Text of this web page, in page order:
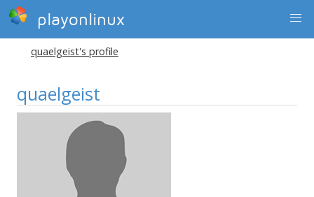
playonlinux
quaelgeist's profile
quaelgeist